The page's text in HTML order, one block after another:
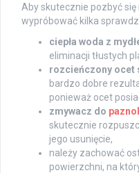
Aby skutecznie pozbyć
wypróbować kilka
ciepła woda z
eliminacji tłustych
rozcieńczony ocet
bardzo dobre
ponieważ ocet
zmywacz do
skutecznie
jego usunięcie,
należy zachować
powierzchni, na